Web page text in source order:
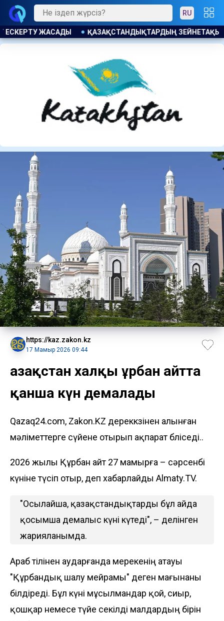
RU
ЖИНАҒЫ 4,08 ТРЛН ТЕҢГЕГЕ ӨСТІ БЖЗҚ СЕБЕБІН АТАДЫ
https://kaz.zakon.kz
17 Мамыр 2026 09:44
Қазақстан халқы Құрбан айтта
қанша күн демалады
Qazaq24.com, Zakon.KZ дереккөзінен алынған
мәліметтерге сүйене отырып ақпарат бөліседі..
2026 жылы Құрбан айт 27 мамырға – сәрсенбі
күніне түсіп отыр, деп хабарлайды Almaty.TV.
"Осылайша, қазақстандықтарды бұл айда
қосымша демалыс күні күтеді", – делінген
жарияланымда.
Араб тілінен аударғанда мерекенің атауы
"Құрбандық шалу мейрамы" деген мағынаны
білдіреді. Бұл күні мұсылмандар қой, сиыр,
қошқар немесе түйе секілді малдардың бірін